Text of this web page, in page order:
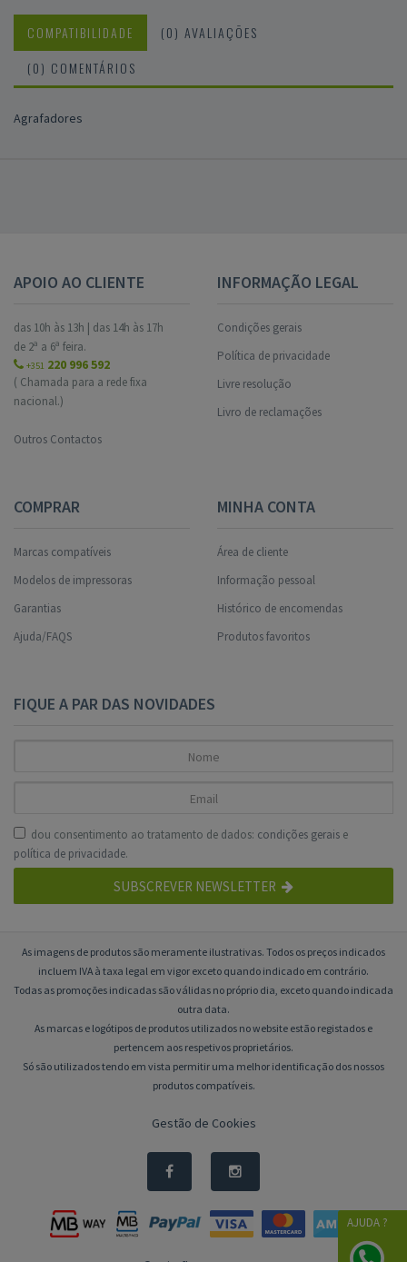
COMPATIBILIDADE
(0) AVALIAÇÕES
(0) COMENTÁRIOS
Agrafadores
APOIO AO CLIENTE
das 10h às 13h | das 14h às 17h
de 2ª a 6ª feira.
+351 220 996 592
( Chamada para a rede fixa
nacional.)
Outros Contactos
INFORMAÇÃO LEGAL
Condições gerais
Política de privacidade
Livre resolução
Livro de reclamações
COMPRAR
Marcas compatíveis
Modelos de impressoras
Garantias
Ajuda/FAQS
MINHA CONTA
Área de cliente
Informação pessoal
Histórico de encomendas
Produtos favoritos
FIQUE A PAR DAS NOVIDADES
dou consentimento ao tratamento de dados: condições gerais e
política de privacidade.
SUBSCREVER NEWSLETTER
As imagens de produtos são meramente ilustrativas. Todos os preços indicados
incluem IVA à taxa legal em vigor exceto quando indicado em contrário.
Todas as promoções indicadas são válidas no próprio dia, exceto quando indicada
outra data.
As marcas e logótipos de produtos utilizados no website estão registados e
pertencem aos respetivos proprietários.
Só são utilizados tendo em vista permitir uma melhor identificação dos nossos
produtos compatíveis.
Gestão de Cookies
AJUDA ?